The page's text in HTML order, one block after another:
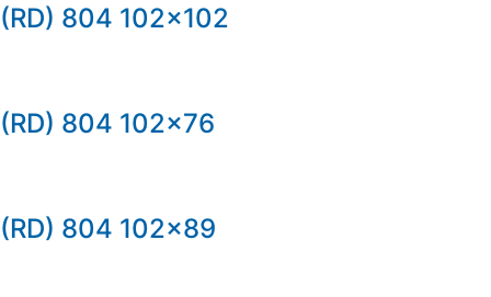
(RD) 804 102×102
(RD) 804 102×76
(RD) 804 102×89